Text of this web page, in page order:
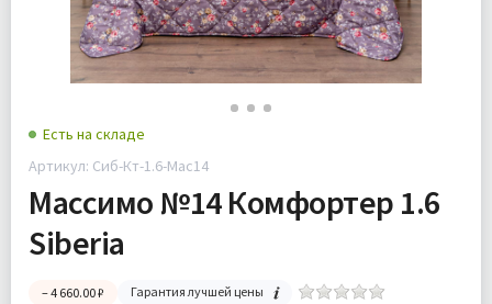
Есть на складе
Артикул: Сиб-Кт-1.6-Мас14
Массимо №14 Комфортер 1.6
Siberia
– 4 660.00 ₽ Гарантия лучшей цены